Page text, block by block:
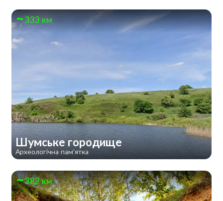
333 км
Шумське городище
Археологічна пам'ятка
382 км